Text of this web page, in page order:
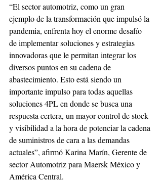
“El sector automotriz, como un gran
ejemplo de la transformación que impulsó la
pandemia, enfrenta hoy el enorme desafío
de implementar soluciones y estrategias
innovadoras que le permitan integrar los
diversos puntos en su cadena de
abastecimiento. Esto está siendo un
importante impulso para todas aquellas
soluciones 4PL en donde se busca una
respuesta certera, un mayor control de stock
y visibilidad a la hora de potenciar la cadena
de suministros de cara a las demandas
actuales”, afirmó Karina Marín, Gerente de
sector Automotriz para Maersk México y
América Central.